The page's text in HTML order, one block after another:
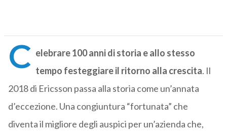
C elebrare 100 anni di storia e allo stesso
tempo festeggiare il ritorno alla crescita. Il
2018 di Ericsson passa alla storia come un’annata
d’eccezione. Una congiuntura “fortunata” che
diventa il migliore degli auspici per un’azienda che,